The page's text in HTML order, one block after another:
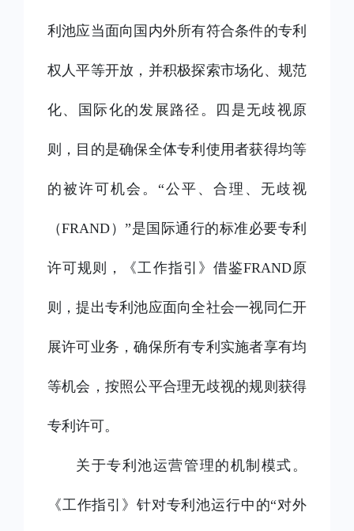
利池应当面向国内外所有符合条件的专利
权人平等开放，并积极探索市场化、规范
化、国际化的发展路径。四是无歧视原
则，目的是确保全体专利使用者获得均等
的被许可机会。“公平、合理、无歧视
（FRAND）”是国际通行的标准必要专利
许可规则，《工作指引》借鉴FRAND原
则，提出专利池应面向全社会一视同仁开
展许可业务，确保所有专利实施者享有均
等机会，按照公平合理无歧视的规则获得
专利许可。
关于专利池运营管理的机制模式。
《工作指引》针对专利池运行中的“对外